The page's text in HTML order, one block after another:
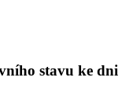
stavu ke dni